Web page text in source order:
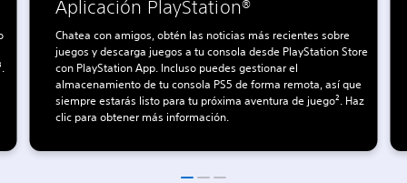
Aplicación PlayStation®
Chatea con amigos, obtén las noticias más recientes sobre
juegos y descarga juegos a tu consola desde PlayStation Store
con PlayStation App. Incluso puedes gestionar el
almacenamiento de tu consola PS5 de forma remota, así que
siempre estarás listo para tu próxima aventura de juego². Haz
clic para obtener más información.